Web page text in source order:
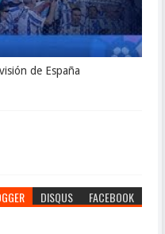
de España
DISQUS FACEBOOK